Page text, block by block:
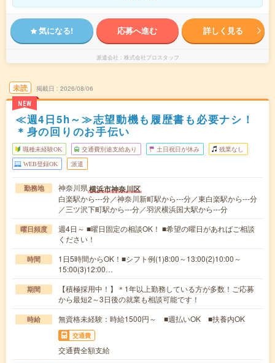
気になる! 応募へ進む 詳しく見る
派遣会社 株式会社プロスタッフ
未読
NEW
掲載日 2026/08/06
≪週4日5h～≫志望動機も履歴書も必要ナシ！
＊身の回りのお手伝い
職種未経験OK 交通費別途支給あり 土日祝日が休み 残業なし
WEB登録OK 派遣
勤務地 神奈川県横浜市神奈川区
白楽駅から---分／神奈川新町駅から---分／東白楽駅から---分
／三ツ沢下町駅から---分／羽沢横浜国大駅から---分
曜日頻度
週4日～ ■曜日固定の相談OK！ ■希望の曜日があればご相談
ください！
時間
1日5時間からOK！■シフト例(1)8:00～13:00(2)10:00～
15:00(3)12:00…
期間
【積極採用中！】＊1年以上勤務している方が多数！ご応募
から最短2～3日後の就業も相談可能です！
時給 無資格未経験：時給1500円～ ■週払いOK ■扶養内OK
交通費
交通費全額支給